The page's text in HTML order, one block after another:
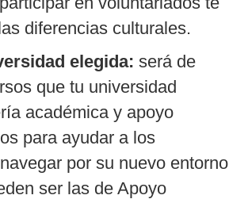
diferencias culturales.
elegida: será de
que tu universidad
académica y apoyo
para ayudar a los
por su nuevo entorno
ser las de Apoyo